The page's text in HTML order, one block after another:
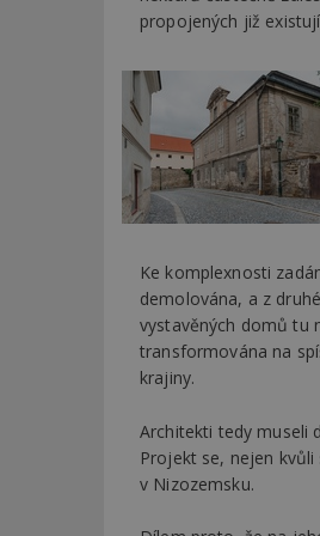
propojených již
Ke komplexnosti
demolována, a z
vystavěných domů tu
transformována na
krajiny.
Architekti tedy museli
Projekt se, nejen
v Nizozemsku.